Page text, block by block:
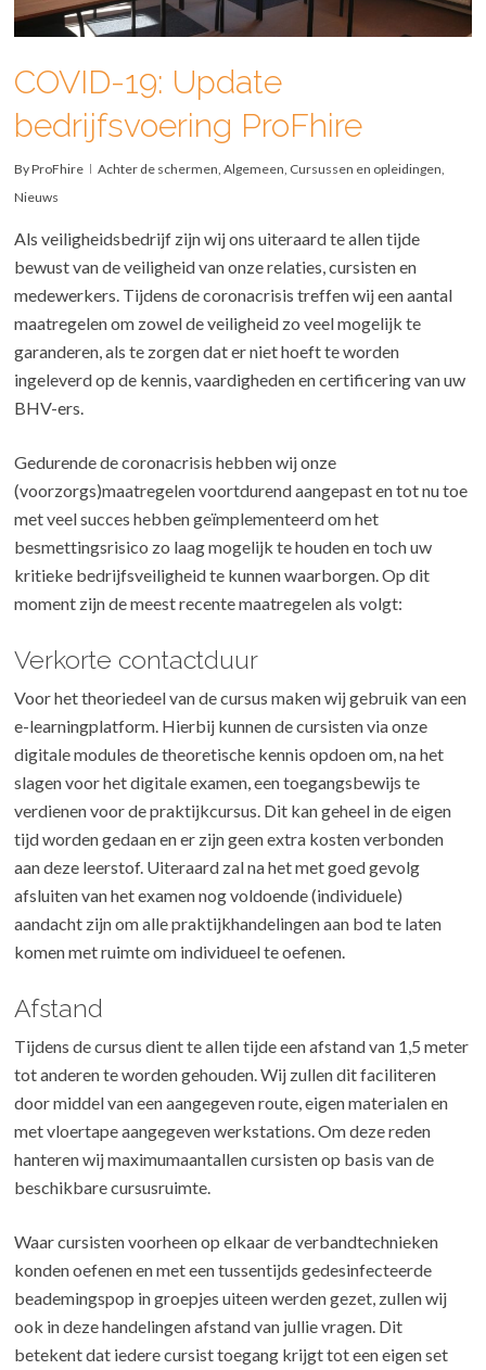
COVID-19: Update
bedrijfsvoering ProFhire
ByProFhire Achter de schermen ,Algemeen Cursussen en opleidingen
Nieuws
Als veiligheidsbedrijf zijn wij ons uiteraard te allen tijde
bewust van de veiligheid van onze relaties, cursisten en
medewerkers. Tijdens de coronacrisis treffen wij een aantal
maatregelen om zowel de veiligheid zo veel mogelijk te
garanderen, als te zorgen dat er niet hoeft te worden
ingeleverd op de kennis, vaardigheden en certificering van uw
BHV-ers.
Gedurende de coronacrisis hebben wij onze
(voorzorgs)maatregelen voortdurend aangepast en tot nu toe
met veel succes hebben geïmplementeerd om het
besmettingsrisico zo laag mogelijk te houden en toch uw
kritieke bedrijfsveiligheid te kunnen waarborgen. Op dit
moment zijn de meest recente maatregelen als volgt:
Verkorte contactduur
Voor het theoriedeel van de cursus maken wij gebruik van een
e-learningplatform. Hierbij kunnen de cursisten via onze
digitale modules de theoretische kennis opdoen om, na het
slagen voor het digitale examen, een toegangsbewijs te
verdienen voor de praktijkcursus. Dit kan geheel in de eigen
tijd worden gedaan en er zijn geen extra kosten verbonden
aan deze leerstof. Uiteraard zal na het met goed gevolg
afsluiten van het examen nog voldoende (individuele)
aandacht zijn om alle praktijkhandelingen aan bod te laten
komen met ruimte om individueel te oefenen.
Afstand
Tijdens de cursus dient te allen tijde een afstand van 1,5 meter
tot anderen te worden gehouden. Wij zullen dit faciliteren
door middel van een aangegeven route, eigen materialen en
met vloertape aangegeven werkstations. Om deze reden
hanteren wij maximumaantallen cursisten op basis van de
beschikbare cursusruimte.
Waar cursisten voorheen op elkaar de verbandtechnieken
konden oefenen en met een tussentijds gedesinfecteerde
beademingspop in groepjes uiteen werden gezet, zullen wij
ook in deze handelingen afstand van jullie vragen. Dit
betekent dat iedere cursist toegang krijgt tot een eigen set